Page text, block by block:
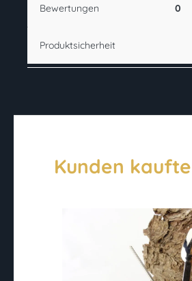
Bewertungen 0
Produktsicherheit
Kunden